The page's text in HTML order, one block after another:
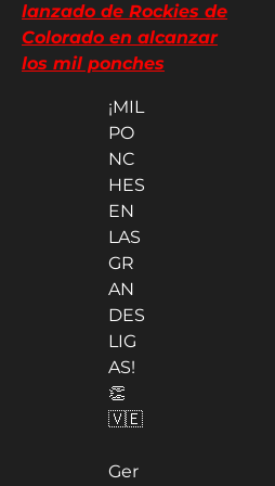
lanzado de Rockies de
Colorado en alcanzar
los mil ponches
¡MIL
PO
NC
HES
EN
LAS
GR
AN
DES
LIG
AS!
👏
🇻🇪
Ger